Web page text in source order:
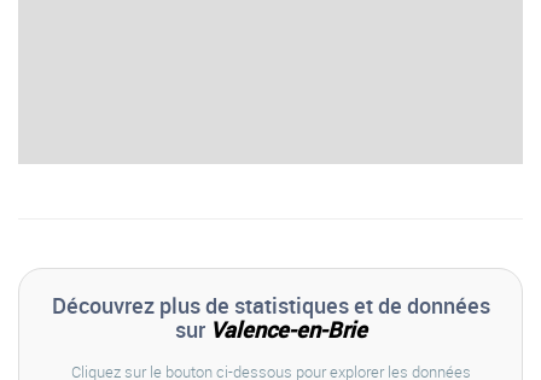
Découvrez plus de statistiques et de données
sur Valence-en-Brie
Cliquez sur le bouton ci-dessous pour explorer les données